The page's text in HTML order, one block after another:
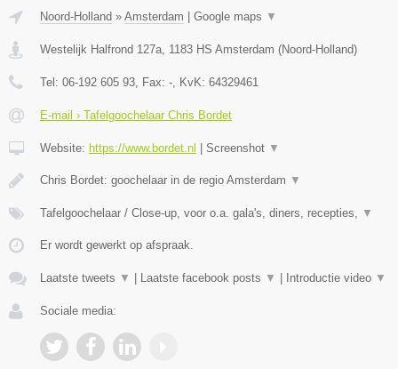
Noord-Holland » Amsterdam Google maps ▼
Westelijk Halfrond 127a, 1183 HS Amsterdam (Noord-Holland)
Tel: 06-192 605 93, Fax: -, KvK: 64329461
E-mail › Tafelgoochelaar Chris Bordet
Website: https://www.bordet.nl Screenshot ▼
Chris Bordet: goochelaar in de regio Amsterdam ▼
Tafelgoochelaar / Close-up, voor o.a. gala's, diners, recepties, ▼
Er wordt gewerkt op afspraak.
Laatste tweets ▼ Laatste facebook posts ▼ Introductie video ▼
Sociale media: